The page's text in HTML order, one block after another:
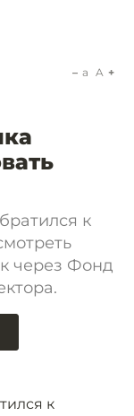
a A
к
через Фонд
к